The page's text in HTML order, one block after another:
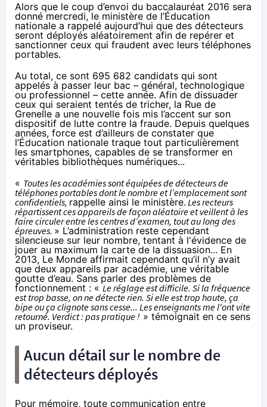
Alors que le coup d’envoi du baccalauréat 2016 sera
donné mercredi, le ministère de l’Éducation
nationale a rappelé aujourd’hui que des détecteurs
seront déployés aléatoirement afin de repérer et
sanctionner ceux qui fraudent avec leurs téléphones
portables.
Au total, ce sont 695 682 candidats qui sont
appelés à passer leur bac – général, technologique
ou professionnel – cette année. Afin de dissuader
ceux qui seraient tentés de tricher, la Rue de
Grenelle a une nouvelle fois mis l’accent sur son
dispositif de lutte contre la fraude. Depuis quelques
années, force est d’ailleurs de constater que
l’Éducation nationale traque tout particulièrement
les smartphones, capables de se transformer en
véritables bibliothèques numériques...
« Toutes les académies sont équipées de détecteurs de
téléphones portables dont le nombre et l’emplacement sont
confidentiels, rappelle ainsi le ministère. Les recteurs
répartissent ces appareils de façon aléatoire et veillent à les
faire circuler entre les centres d’examen, tout au long des
épreuves. » L’administration reste cependant
silencieuse sur leur nombre, tentant à l'évidence de
jouer au maximum la carte de la dissuasion... En
2013, Le Monde affirmait cependant qu’il n’y avait
que deux appareils par académie, une véritable
goutte d’eau. Sans parler des problèmes de
fonctionnement : «Le réglage est difficile. Si la fréquence
est trop basse, on ne détecte rien. Si elle est trop haute, ça
bipe ou ça clignote sans cesse... Les enseignants me l'ont vite
retourné. Verdict : pas pratique ! » témoignait en ce sens
un proviseur.
Aucun détail sur le nombre de
détecteurs déployés
Pour mémoire, toute communication entre